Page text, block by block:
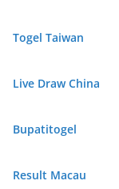
Togel Taiwan
Live Draw China
Bupatitogel
Result Macau